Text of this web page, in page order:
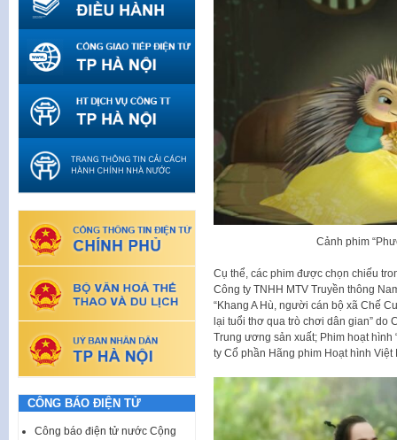
Cảnh phim
Cụ thể, các phim được chọn chiếu
Công ty TNHH MTV Truyền thông
“Khang A Hù, người cán bộ xã Chế
lại tuổi thơ qua trò chơi dân gian” do
Trung ương sản xuất; Phim hoạt hình
ty Cổ phần Hãng phim Hoạt hình Việt
CÔNG BÁO ĐIỆN TỬ
Công báo điện tử nước Cộng